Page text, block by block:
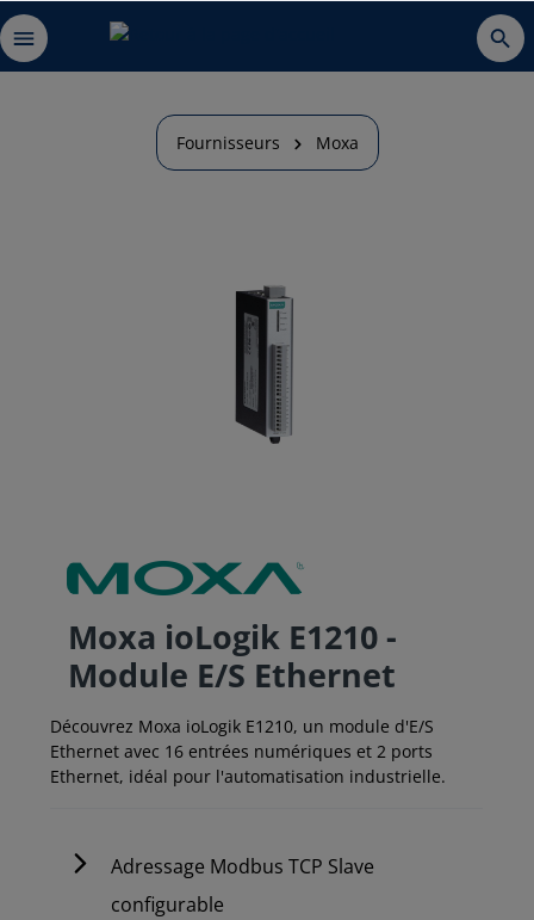
Fournisseurs Moxa
Moxa ioLogik E1210 -
Module E/S Ethernet
Découvrez Moxa ioLogik E1210, un module d'E/S
Ethernet avec 16 entrées numériques et 2 ports
Ethernet, idéal pour l'automatisation industrielle.
Adressage Modbus TCP Slave
configurable